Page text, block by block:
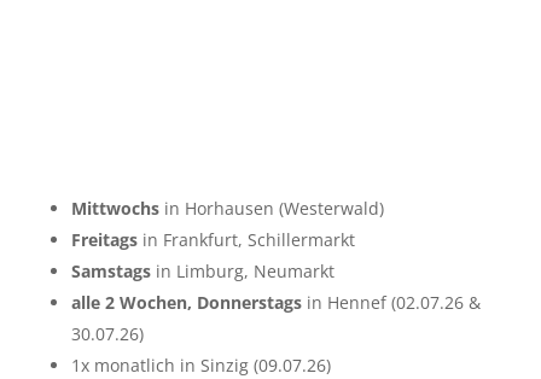
Mittwochsin Horhausen (Westerwald)
Freitagsin Frankfurt, Schillermarkt
Samstagsin Limburg, Neumarkt
alle 2 Wochen, Donnerstagsin Hennef (02.07.26 &
30.07.26)
1x monatlich in Sinzig (09.07.26)